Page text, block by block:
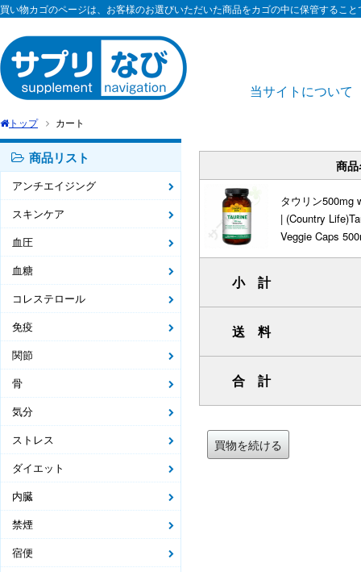
買い物カゴのページは、お客様のお選びいただいた商品をカゴの中に保管するこ
当サイトについて
トップ カート
商品リスト
アンチエイジング
スキンケア
血圧
血糖
コレステロール
免疫
関節
骨
気分
ストレス
ダイエット
内臓
禁煙
宿便
商
タウリン500mg
| (Country
Veggie Caps
小 計
送 料
合 計
買物を続ける